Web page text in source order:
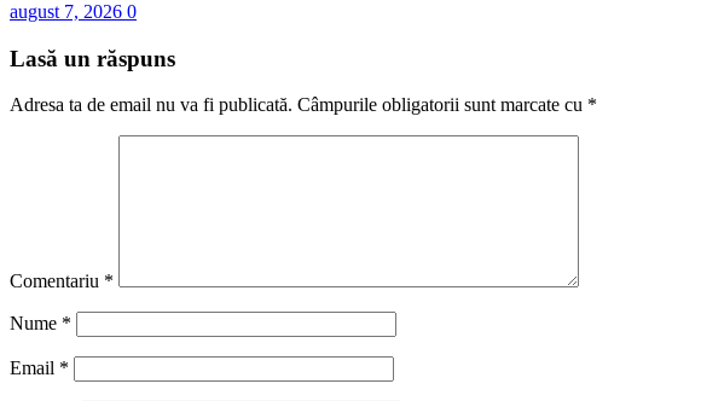
august 7, 2026 0
Lasă un răspuns
Adresa ta de email nu va fi publicată. Câmpurile obligatorii sunt marcate cu *
Comentariu *
Nume *
Email *